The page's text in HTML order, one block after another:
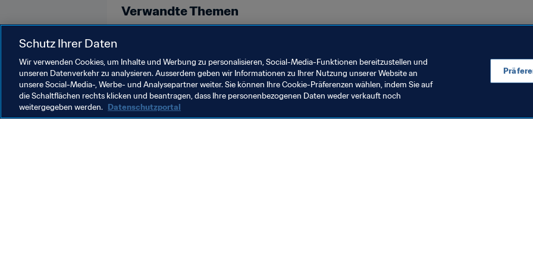
Verwandte Themen
Schutz Ihrer Daten
Wir verwenden Cookies, um Inhalte und Werbung zu personalisieren, Social-Media-Funktionen bereitzustellen und
unseren Datenverkehr zu analysieren. Ausserdem geben wir Informationen zu Ihrer Nutzung unserer Website an
unsere Social-Media-, Werbe- und Analysepartner weiter. Sie können Ihre Cookie-Präferenzen wählen, indem Sie auf
die Schaltflächen rechts klicken und beantragen, dass Ihre personenbezogenen Daten weder verkauft noch
weitergegeben werden. Datenschutzportal